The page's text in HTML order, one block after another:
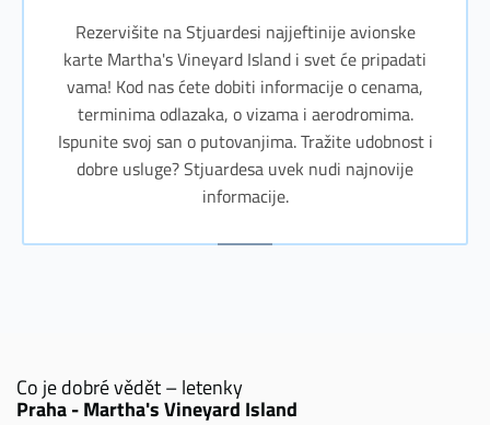
Rezervišite na Stjuardesi najjeftinije avionske
karte Martha's Vineyard Island i svet će pripadati
vama! Kod nas ćete dobiti informacije o cenama,
terminima odlazaka, o vizama i aerodromima.
Ispunite svoj san o putovanjima. Tražite udobnost i
dobre usluge? Stjuardesa uvek nudi najnovije
informacije.
Co je dobré vědět – letenky
Praha - Martha's Vineyard Island